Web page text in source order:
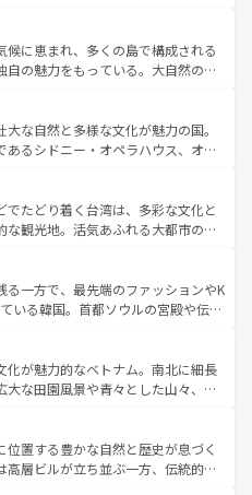
楽しむこともできる。 なお、新
テンツ一覧 を参照してほしい。
光、ショッピング、エンターテイ
激的なスポットだ。一方、アメリカ
り、グランドキャニオンやイエロー
は、音楽と美食が融合した独特の
メリカの各地域で異なる魅力を楽
性と豊かな歴史を感じることができ
お、新着のアメリカ
を参照してほしい。
候に恵まれ、多くの島で構成される
自の魅力をもっている。大自然の神
た、定番の観光地といえばオアフ
めるならマウイ島やカウアイ島が
グリーンに輝く海をはじめ、豊かな
れる人々を迎えてくれるハワイの
ルフードやハワイアンミュージッ
スなど、すべてがハワイの魅力を彩
新着のハワイ情報
照してほしい。
な自然と多様な文化が魅力の国。
あるシドニー・オペラハウス、オー
にそびえるウルル（エアーズロッ
しい原生林やケアンズの熱帯雨林な
ん。また、カフェやワイン、オージ
充実しており、サーフィンやダイ
ど、アウトドア好きにはたまらな
多彩な魅力を存分に味わいつくそ
でたどり着く台湾は、多彩な文化と
な観光地。活気あふれる大都市の台
である台湾東部など、都市の喧騒
しており、訪れる人に新しい発見と
る。また、奥深い台湾の食文化も魅
ーツなど、バラエティ豊かな料理
なお、新着の台湾情報は コンテンツ一覧を参
る一方で、最先端のファッションやK
いる韓国。首都ソウルの宮殿や伝統
四季折々の自然美を楽しむことが
チや焼肉、絶品のストリートフード
料理が待っている。夜には、韓国な
韓国の多彩な魅力を心ゆくまで味
わってみてほしい。 なお、新着の韓国情報はコンテンツ一
化が魅力的なベトナム。南北に細長
大な田園風景や青々とした山々、世
息づく。ハノイの古い町並みやホ
統治時代の建物も、独特の雰囲気を
、バラエティの豊かさとおいしさで
位置する豊かな自然と歴史が息づく
高層ビルが立ち並ぶ一方、伝統的な